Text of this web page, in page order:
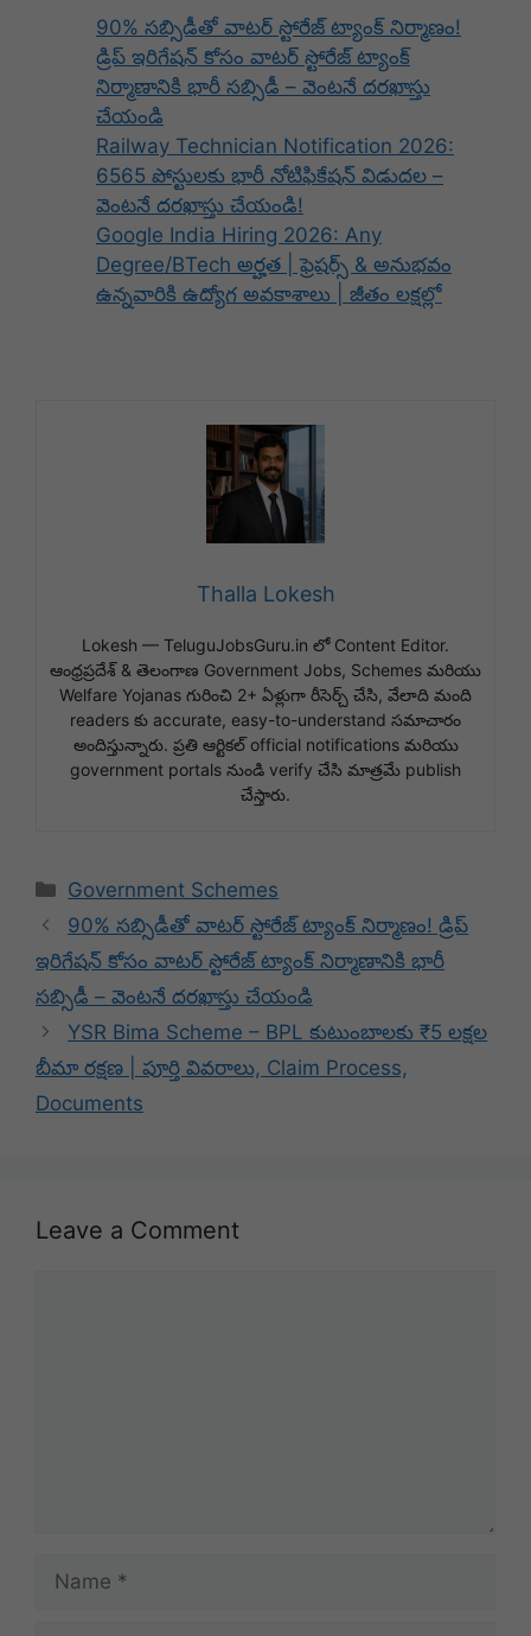
90% సబ్సిడీతో వాటర్ స్టోరేజ్ ట్యాంక్ నిర్మాణం!
డ్రిప్ ఇరిగేషన్ కోసం వాటర్ స్టోరేజ్ ట్యాంక్
నిర్మాణానికి భారీ సబ్సిడీ – వెంటనే దరఖాస్తు
చేయండి
Railway Technician Notification 2026:
6565 పోస్టులకు భారీ నోటిఫికేషన్ విడుదల –
వెంటనే దరఖాస్తు చేయండి!
Google India Hiring 2026: Any
Degree/BTech అర్హత | ఫ్రెషర్స్ & అనుభవం
ఉన్నవారికి ఉద్యోగ అవకాశాలు | జీతం లక్షల్లో
Thalla Lokesh
Lokesh — TeluguJobsGuru.in లో Content Editor.
ఆంధ్రప్రదేశ్ & తెలంగాణ Government Jobs, Schemes మరియు
Welfare Yojanas గురించి 2+ ఏళ్లుగా రీసెర్చ్ చేసి, వేలాది మంది
readers కు accurate, easy-to-understand సమాచారం
అందిస్తున్నారు. ప్రతి ఆర్టికల్ official notifications మరియు
government portals నుండి verify చేసి మాత్రమే publish
చేస్తారు.
Categories
Government Schemes
90% సబ్సిడీతో వాటర్ స్టోరేజ్ ట్యాంక్ నిర్మాణం! డ్రిప్
ఇరిగేషన్ కోసం వాటర్ స్టోరేజ్ ట్యాంక్ నిర్మాణానికి భారీ
సబ్సిడీ – వెంటనే దరఖాస్తు చేయండి
YSR Bima Scheme – BPL కుటుంబాలకు ₹5 లక్షల
బీమా రక్షణ | పూర్తి వివరాలు, Claim Process,
Documents
Leave a Comment